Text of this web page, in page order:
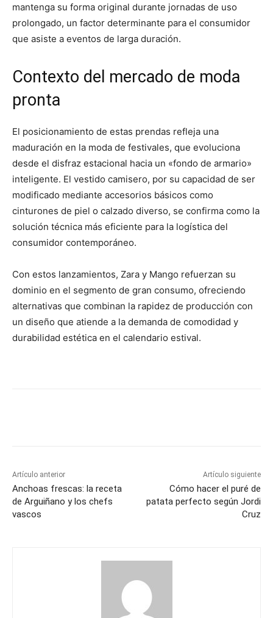
mantenga su forma original durante jornadas de uso
prolongado, un factor determinante para el consumidor
que asiste a eventos de larga duración.
Contexto del mercado de moda
pronta
El posicionamiento de estas prendas refleja una
maduración en la moda de festivales, que evoluciona
desde el disfraz estacional hacia un «fondo de armario»
inteligente. El vestido camisero, por su capacidad de ser
modificado mediante accesorios básicos como
cinturones de piel o calzado diverso, se confirma como la
solución técnica más eficiente para la logística del
consumidor contemporáneo.
Con estos lanzamientos, Zara y Mango refuerzan su
dominio en el segmento de gran consumo, ofreciendo
alternativas que combinan la rapidez de producción con
un diseño que atiende a la demanda de comodidad y
durabilidad estética en el calendario estival.
Artículo anterior
Anchoas frescas: la receta
de Arguiñano y los chefs
vascos
Artículo siguiente
Cómo hacer el puré de
patata perfecto según Jordi
Cruz